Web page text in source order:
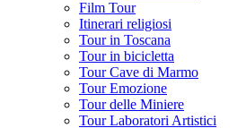
Film Tour
Itinerari religiosi
Tour in Toscana
Tour in bicicletta
Tour Cave di Marmo
Tour Emozione
Tour delle Miniere
Tour Laboratori Artistici